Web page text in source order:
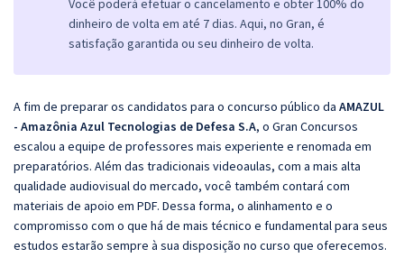
Você poderá efetuar o cancelamento e obter 100% do
dinheiro de volta em até 7 dias. Aqui, no Gran, é
satisfação garantida ou seu dinheiro de volta.
A fim de preparar os candidatos para o concurso público da AMAZUL
- Amazônia Azul Tecnologias de Defesa S.A, o Gran Concursos
escalou a equipe de professores mais experiente e renomada em
preparatórios. Além das tradicionais videoaulas, com a mais alta
qualidade audiovisual do mercado, você também contará com
materiais de apoio em PDF. Dessa forma, o alinhamento e o
compromisso com o que há de mais técnico e fundamental para seus
estudos estarão sempre à sua disposição no curso que oferecemos.